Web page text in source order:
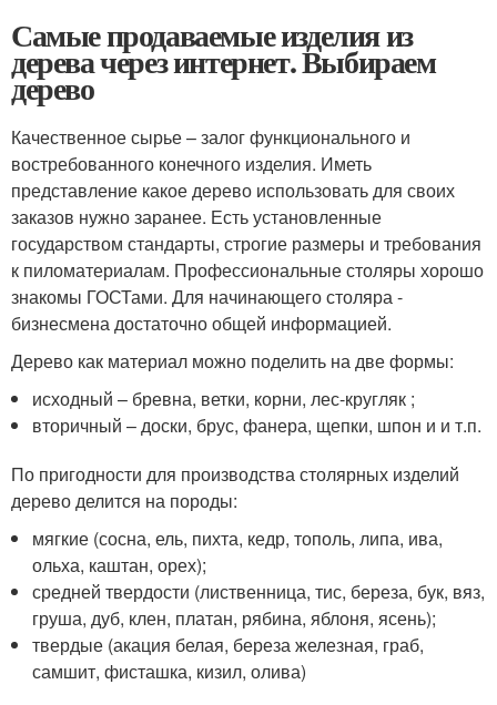
Самые продаваемые изделия из
дерева через интернет. Выбираем
дерево
Качественное сырье – залог функционального и
востребованного конечного изделия. Иметь
представление какое дерево использовать для своих
заказов нужно заранее. Есть установленные
государством стандарты, строгие размеры и требования
к пиломатериалам. Профессиональные столяры хорошо
знакомы ГОСТами. Для начинающего столяра -
бизнесмена достаточно общей информацией.
Дерево как материал можно поделить на две формы:
исходный – бревна, ветки, корни, лес-кругляк ;
вторичный – доски, брус, фанера, щепки, шпон и и т.п.
По пригодности для производства столярных изделий
дерево делится на породы:
мягкие (сосна, ель, пихта, кедр, тополь, липа, ива,
ольха, каштан, орех);
средней твердости (лиственница, тис, береза, бук, вяз,
груша, дуб, клен, платан, рябина, яблоня, ясень);
твердые (акация белая, береза железная, граб,
самшит, фисташка, кизил, олива)